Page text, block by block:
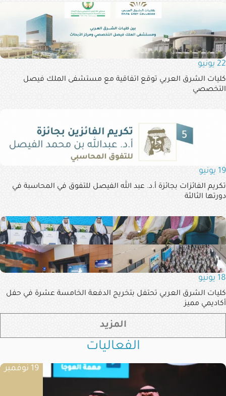
22 يونيو
كليات الشرق العربي توقع اتفاقية مع مستشفى الملك فيصل
التخصصي
19 يونيو
تكريم الفائزات بجائزة أ.د. عبد الله الفيصل للتفوق في المحاسبة في
دورتها الثالثة
18 يونيو
كليات الشرق العربي تحتفل بتخريج الدفعة الخامسة عشرة في حفل
أكاديمي مميز
المزيد
الفعاليات
19 نوفمبر